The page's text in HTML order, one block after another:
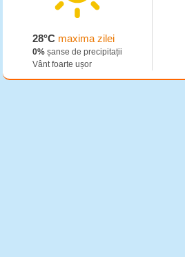
28°C maxima zilei
0% șanse de precipitații
Vânt foarte ușor